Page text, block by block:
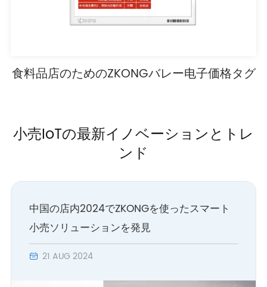
食料品店のためのZKONGバレー电子価格タグ
小売IoTの最新イノベーションとトレ
ンド
中国の店内2024でZKONGを使ったスマート
小売ソリューションを発見
 21 AUG 2024